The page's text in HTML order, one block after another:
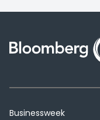
Businessweek